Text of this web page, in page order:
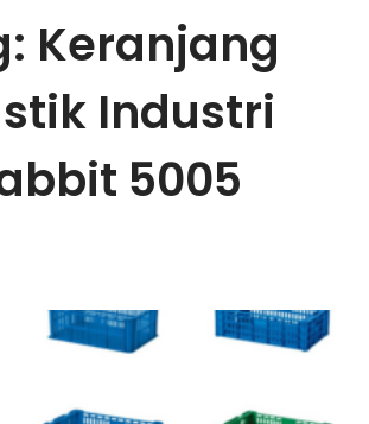
Keranjang
Industri
5005